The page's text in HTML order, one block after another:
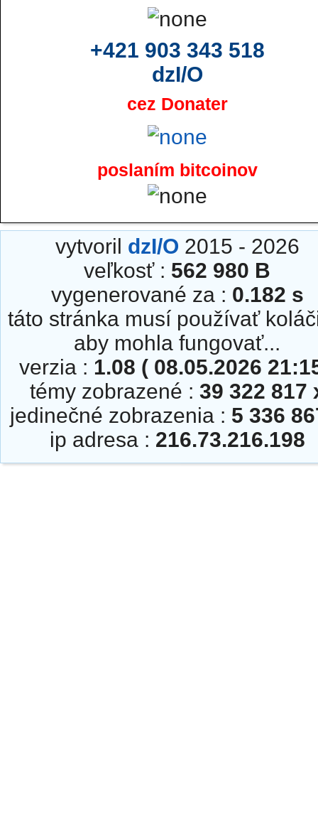
+421 903 343 518
dzI/O
cez Donater
poslaním bitcoinov
vytvoril dzI/O 2015 - 2026
veľkosť : 562 980 B
vygenerované za : 0.182 s
táto stránka musí používať
aby mohla fungovať...
verzia : 1.08 ( 08.05.2026
témy zobrazené : 39 322 817
jedinečné zobrazenia : 5 336
ip adresa : 216.73.216.198